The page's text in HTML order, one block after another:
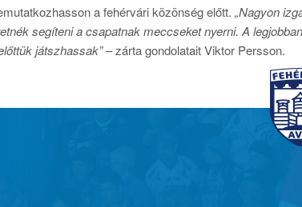
a fehérvári közönség előtt. „Nagyon
segíteni a csapatnak meccseket nyerni. A
játszhassak”– zárta gondolatait Viktor Persson.